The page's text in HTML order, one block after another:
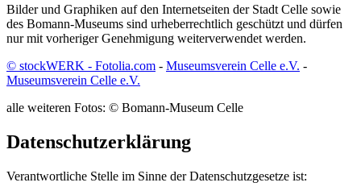
Bilder und Graphiken auf den Internetseiten der Stadt Celle sowie
des Bomann-Museums sind urheberrechtlich geschützt und dürfen
nur mit vorheriger Genehmigung weiterverwendet werden.
© stockWERK - Fotolia.com - Museumsverein Celle e.V. -
Museumsverein Celle e.V.
alle weiteren Fotos: © Bomann-Museum Celle
Datenschutzerklärung
Verantwortliche Stelle im Sinne der Datenschutzgesetze ist: